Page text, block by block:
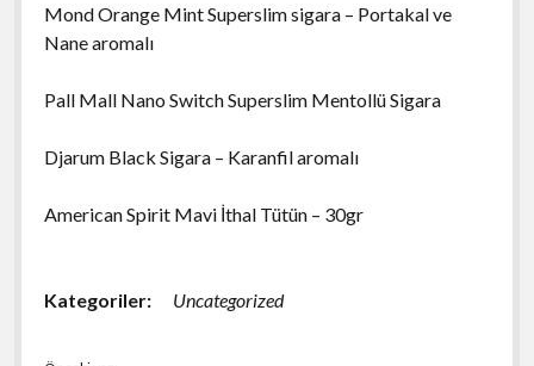
Mond Orange Mint Superslim sigara – Portakal ve
Nane aromalı
Pall Mall Nano Switch Superslim Mentollü Sigara
Djarum Black Sigara – Karanfil aromalı
American Spirit Mavi İthal Tütün – 30gr
Kategoriler: Uncategorized